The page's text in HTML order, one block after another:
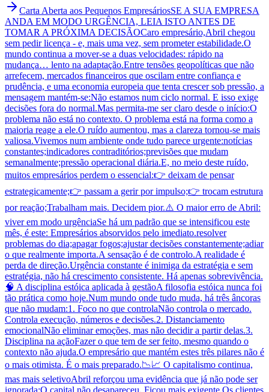
Carta Aberta aos Pequenos EmpresáriosSE A SUA EMPRESA
ANDA EM MODO URGÊNCIA, LEIA ISTO ANTES DE
TOMAR A PRÓXIMA DECISÃOCaro empresário,Abril chegou
sem pedir licença - e, mais uma vez, sem prometer estabilidade.O
mundo continua a mover-se a duas velocidades: rápido na
mudança… lento na adaptação.Entre tensões geopolíticas que não
arrefecem, mercados financeiros que oscilam entre confiança e
prudência, e uma economia europeia que tenta crescer sob pressão, a
mensagem mantém-se:Não estamos num ciclo normal. E isso exige
decisões fora do normal.Mas permita-me ser claro desde o início:O
problema não está no contexto. O problema está na forma como a
maioria reage a ele.O ruído aumentou, mas a clareza tornou-se mais
valiosa.Vivemos num ambiente onde tudo parece urgente:notícias
constantes;indicadores contraditórios;previsões que mudam
semanalmente;pressão operacional diária.E, no meio deste ruído,
muitos empresários perdem o essencial:👉 deixam de pensar
estrategicamente;👉 passam a gerir por impulso;👉 trocam estrutura
por reação;Trabalham mais. Decidem pior.⚠️ O maior erro de Abril:
viver em modo urgênciaSe há um padrão que se intensificou este
mês, é este: Empresários absorvidos pelo imediato.resolver
problemas do dia;apagar fogos;ajustar decisões constantemente;adiar
o que realmente importa.A sensação é de controlo.A realidade é
perda de direção.Urgência constante é inimiga da estratégia e sem
estratégia, não há crescimento consistente. Há apenas sobrevivência.
🧠 A disciplina estóica aplicada à gestãoA filosofia estóica nunca foi
tão prática como hoje.Num mundo onde tudo muda, há três âncoras
que não mudam:1. Foco no que controlaNão controla o mercado.
Controla execução, números e decisões.2. Distanciamento
emocionalNão eliminar emoções, mas não decidir a partir delas.3.
Disciplina na açãoFazer o que tem de ser feito, mesmo quando o
contexto não ajuda.O empresário que mantém estes três pilares não é
o mais otimista. É o mais preparado.📉📈 O capitalismo continua,
mas mais seletivoAbril reforçou uma evidência que já não pode ser